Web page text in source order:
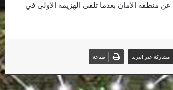
12 نقطة ويتأخر بنقطتين عن منطقة الأمان بعدما تلقى الهزيمة الأولى في
مشاركة عبر البريد طباعة